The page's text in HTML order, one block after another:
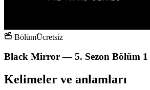
BölümÜcretsiz
Black Mirror — 5. Sezon Bölüm 1
Kelimeler ve anlamları